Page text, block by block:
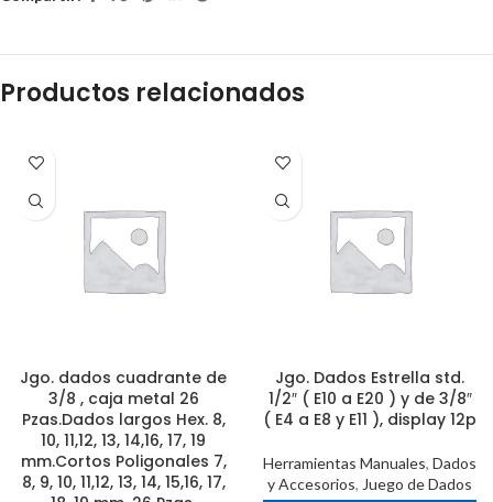
Productos relacionados
Jgo. dados cuadrante de
3/8 , caja metal 26
Pzas.Dados largos Hex. 8,
10, 11,12, 13, 14,16, 17, 19
mm.Cortos Poligonales 7,
8, 9, 10, 11,12, 13, 14, 15,16, 17,
Jgo. Dados Estrella std.
1/2″ ( E10 a E20 ) y de 3/8″
( E4 a E8 y E11 ), display 12p
Herramientas Manuales, Dados
y Accesorios, Juego de Dados